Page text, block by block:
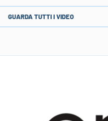
GUARDA TUTTI I VIDEO